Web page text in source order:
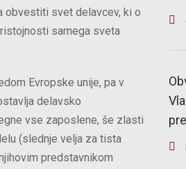
obvestiti svet delavcev, ki o
samega sveta
Evropske unije, pa v
delavsko
vse zaposlene, še zlasti
(slednje velja za tista
predstavnikom